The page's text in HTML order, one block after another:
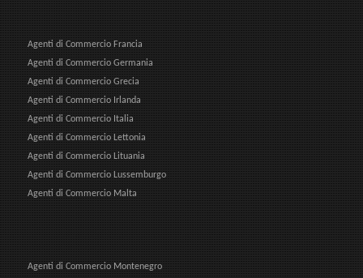
Agenti di Commercio Francia
Agenti di Commercio Germania
Agenti di Commercio Grecia
Agenti di Commercio Irlanda
Agenti di Commercio Italia
Agenti di Commercio Lettonia
Agenti di Commercio Lituania
Agenti di Commercio Lussemburgo
Agenti di Commercio Malta
Agenti di Commercio Montenegro